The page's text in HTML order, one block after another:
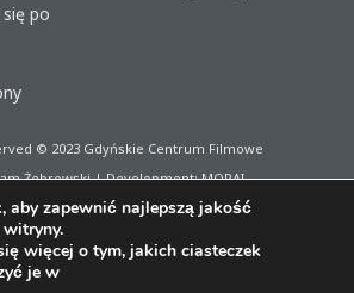
się po
© 2023Gdyńskie Centrum Filmowe
Żebrowski | Development:MORAI
aby zapewnić najlepszą jakość
więcej o tym, jakich ciasteczek
je w